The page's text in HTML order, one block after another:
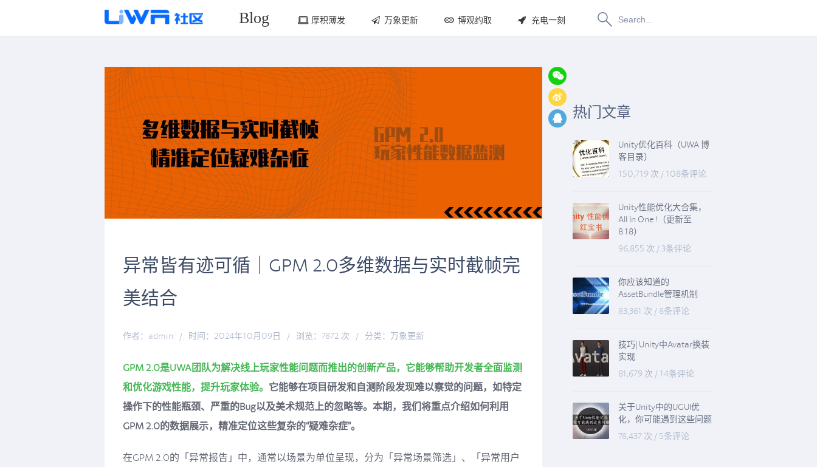
Blog 厚积薄发 万象更新 博观约取 充电一刻 博物纳新
异常皆有迹可循｜GPM 2.0多维数据与实时截帧完
美结合
作者：admin / 时间：2024年10月09日 / 浏览：7872 次 / 分类： 万象更新
GPM 2.0是UWA团队为解决线上玩家性能问题而推出的创新产品，它能够帮助开发者全面监测
和优化游戏性能，提升玩家体验。 它能够在项目研发和自测阶段发现难以察觉的问题，如特定
操作下的性能瓶颈、严重的Bug以及美术规范上的忽略等。本期，我们将重点介绍如何利用
GPM 2.0的数据展示，精准定位这些复杂的“疑难杂症”。
在GPM 2.0的「异常报告」中，通常以场景为单位呈现，分为「异常场景筛选」、「异常用户
热门文章
Unity优化百科（UWA 博
客目录）
150,719 次 / 108条评论
Unity性能优化大合集，
All In One !（更新至
8.18）
96,855 次 / 3条评论
你应该知道的
AssetBundle管理机制
83,361 次 / 8条评论
技巧| Unity中Avatar换装
实现
81,679 次 / 14条评论
关于Unity中的UGUI优
化，你可能遇到这些问题
78,437 次 / 5条评论